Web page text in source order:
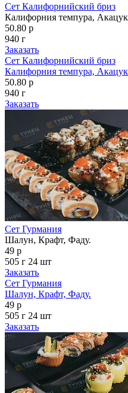
Сет Калифорнийский бриз
Калифорния темпура,
50.80 р
940 г
Заказать
Сет Калифорнийский бриз
Калифорния темпура,
50.80 р
940 г
Заказать
Сет Гурмания
Шалун, Крафт, Фаду.
49 р
505 г 24 шт
Заказать
Сет Гурмания
Шалун, Крафт, Фаду.
49 р
505 г 24 шт
Заказать